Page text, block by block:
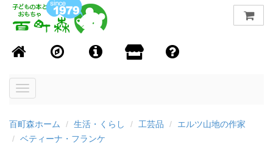
Toggle
百町森ホーム 生活・くらし 工芸品
エルツ山地の作家
ベティーナ・フランケ